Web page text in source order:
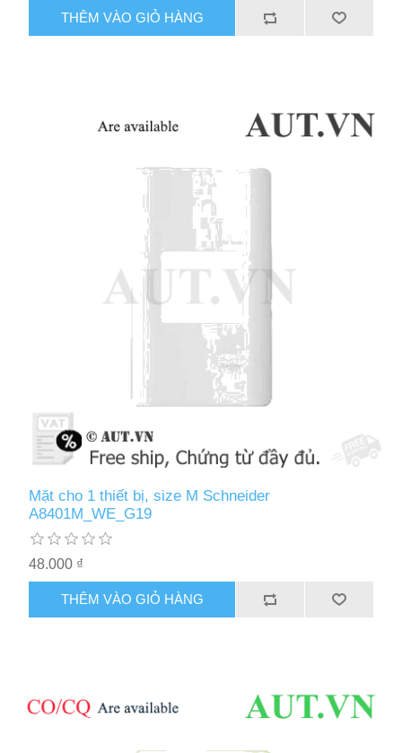
THÊM VÀO GIỎ HÀNG
Mặt cho 1 thiết bị, size M Schneider
A8401M_WE_G19
48.000 ₫
THÊM VÀO GIỎ HÀNG